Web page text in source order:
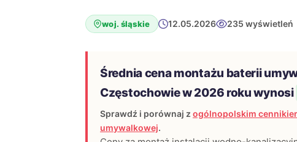
woj. śląskie 12.05.2026 235 wyświetleń
Średnia cena montażu baterii
Częstochowie w 2026 roku wynosi
Sprawdź i porównaj z ogólnopolskim
umywalkowej.